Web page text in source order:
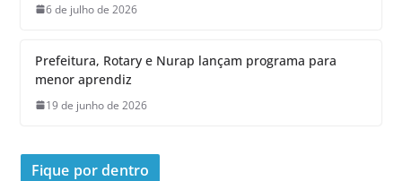
6 de julho de 2026
Prefeitura, Rotary e Nurap lançam programa para
menor aprendiz
19 de junho de 2026
Fique por dentro